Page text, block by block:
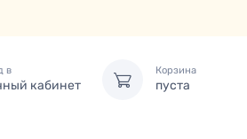
в
кабинет
Корзина
пуста